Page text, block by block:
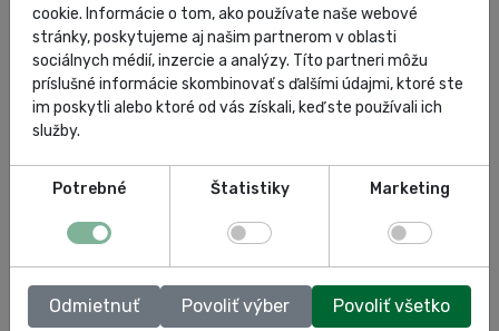
DOKUMENTY
OMCN
Vďaka neustálemu a pokračujúcemu rastu sa dnes firma OMCN
predstavuje zákazníkom ako vedúca spoločnosť v oblasti
garážovej techniky, výroby zdvíhacích zariadení pre automobily
a dielenského vybavenia na medzinárodnej úrovni. OMCN sa
cookie. Informácie o tom, ako používate naše webové
stránky, poskytujeme aj našim partnerom v oblasti
sociálnych médií, inzercie a analýzy. Títo partneri môžu
príslušné informácie skombinovať s ďalšími údajmi, ktoré ste
im poskytli alebo ktoré od vás získali, keď ste používali ich
služby.
Potrebné Štatistiky Marketing
Odmietnuť Povoliť výber Povoliť všetko